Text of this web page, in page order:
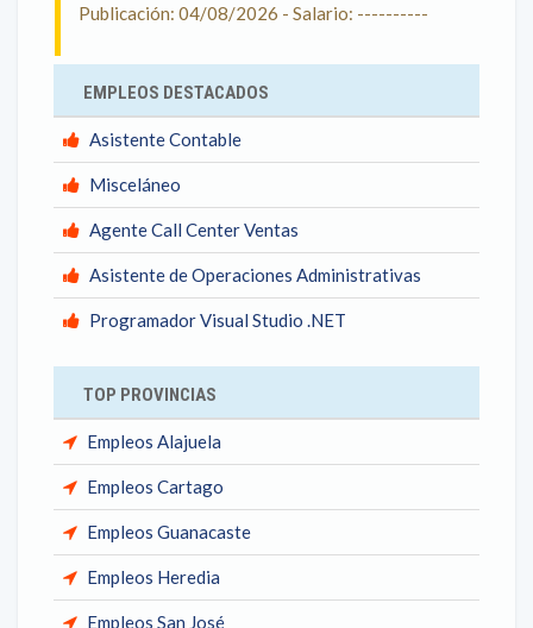
Publicación: 04/08/2026 - Salario: ----------
EMPLEOS DESTACADOS
Asistente Contable
Misceláneo
Agente Call Center Ventas
Asistente de Operaciones Administrativas
Programador Visual Studio .NET
TOP PROVINCIAS
Empleos Alajuela
Empleos Cartago
Empleos Guanacaste
Empleos Heredia
Empleos San José